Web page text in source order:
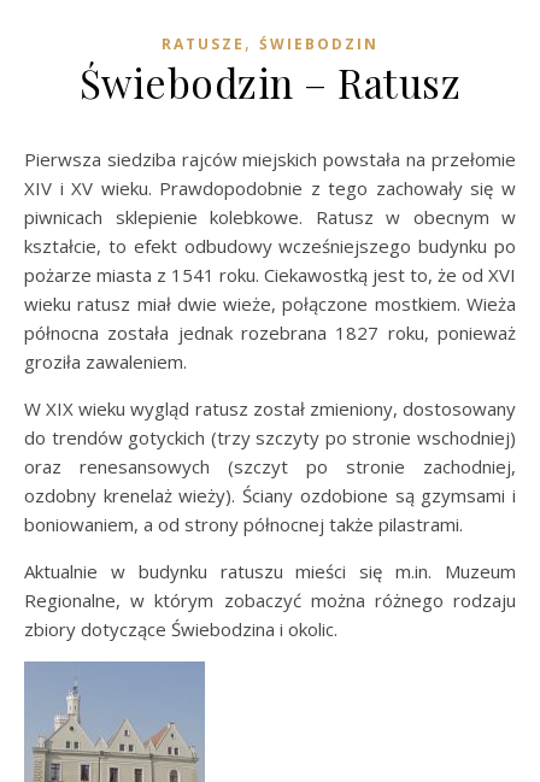
RATUSZE , ŚWIEBODZIN
Świebodzin – Ratusz
Pierwsza siedziba rajców miejskich powstała na przełomie
XIV i XV wieku. Prawdopodobnie z tego zachowały się w
piwnicach sklepienie kolebkowe. Ratusz w obecnym w
kształcie, to efekt odbudowy wcześniejszego budynku po
pożarze miasta z 1541 roku. Ciekawostką jest to, że od XVI
wieku ratusz miał dwie wieże, połączone mostkiem. Wieża
północna została jednak rozebrana 1827 roku, ponieważ
groziła zawaleniem.
W XIX wieku wygląd ratusz został zmieniony, dostosowany
do trendów gotyckich (trzy szczyty po stronie wschodniej)
oraz renesansowych (szczyt po stronie zachodniej,
ozdobny krenelaż wieży). Ściany ozdobione są gzymsami i
boniowaniem, a od strony północnej także pilastrami.
Aktualnie w budynku ratuszu mieści się m.in. Muzeum
Regionalne, w którym zobaczyć można różnego rodzaju
zbiory dotyczące Świebodzina i okolic.